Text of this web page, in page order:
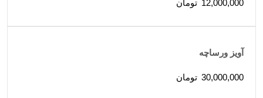
ذخیره نام، ایمیل و وبسایت من در مرورگر برای زمانی که
12,000,000 تومان
آویز ورساچه
30,000,000 تومان